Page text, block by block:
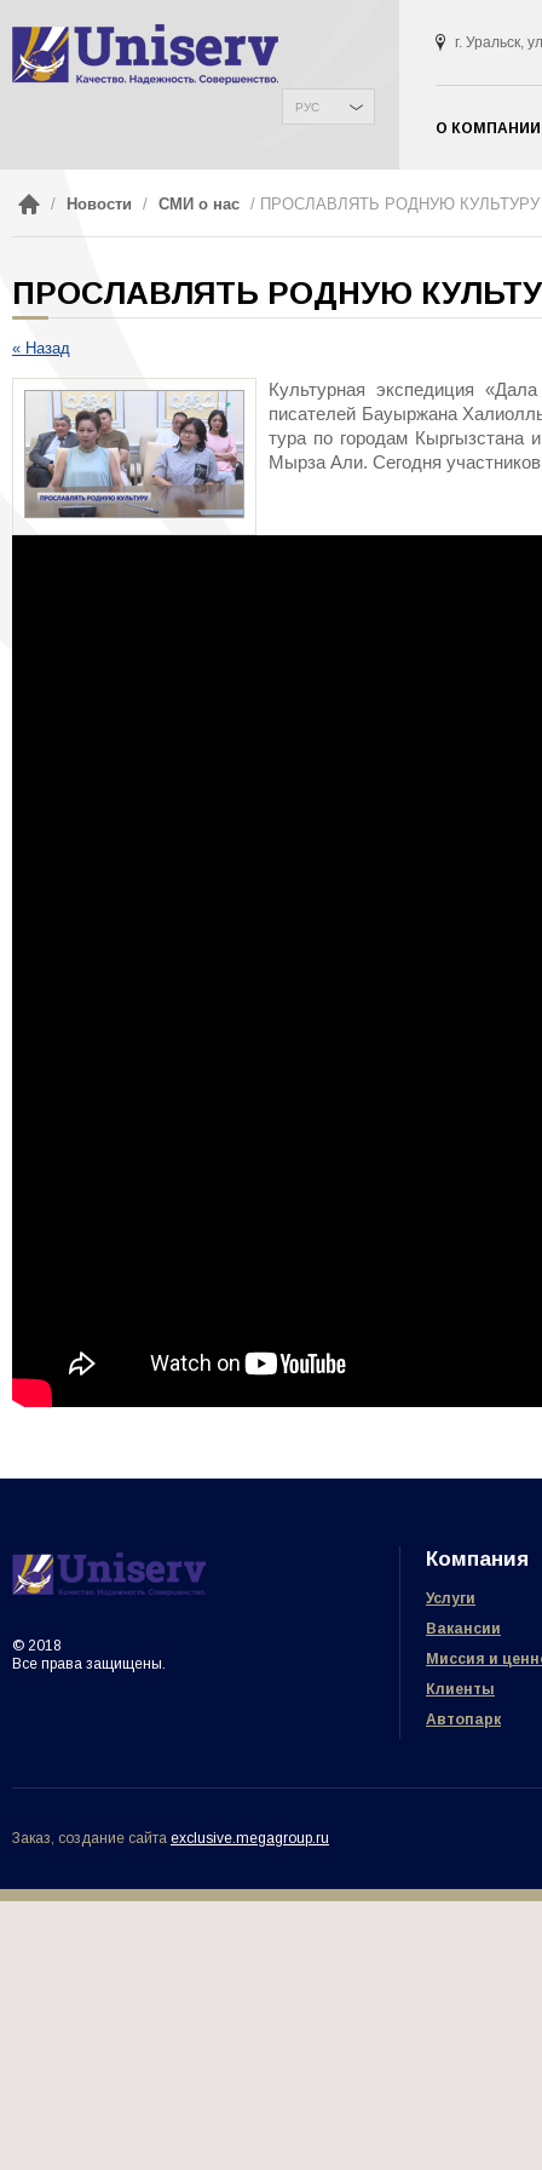
РУС
г. Уральск,
О КОМПАНИИ
/ Новости / СМИ о нас / ПРОСЛАВЛЯТЬ РОДНУЮ КУЛЬТУРУ
ПРОСЛАВЛЯТЬ РОДНУЮ
« Назад
Культурная экспедиция
писателей Бауыржана
тура по городам Кыргызстана
Мырза Али. Сегодня
© 2018
Все права защищены.
Компания
Услуги
Вакансии
Миссия и
Клиенты
Автопарк
Заказ, создание сайта exclusive.megagroup.ru